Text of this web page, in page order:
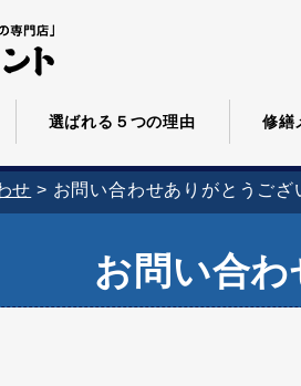
選ばれる５つの理由 修繕
せ > お問い合わせありがとうござ
お問い合わ